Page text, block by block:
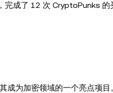
完成了 12 次 CryptoPunks
成为加密领域的一个亮点项